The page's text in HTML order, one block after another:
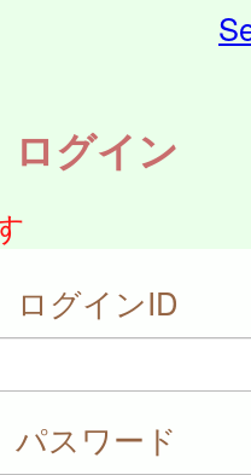
ログイン
ログインID
パスワード